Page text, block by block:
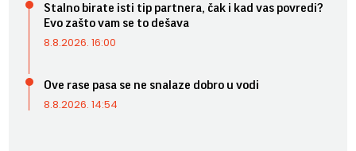
Stalno birate isti tip partnera, čak i kad vas povredi?
Evo zašto vam se to dešava
8.8.2026. 16:00
Ove rase pasa se ne snalaze dobro u vodi
8.8.2026. 14:54